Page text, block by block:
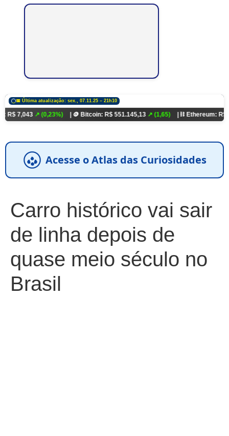
📅 Última atualização: sex., 07.11.25 – 21h10
↗ (0,23%) | 🪙 Bitcoin: R$ 551.145,13↗ (1,65) | ⛓️ Ethereum: R$ 18.321,93
Acesse o Atlas das Curiosidades
Carro histórico vai sair
de linha depois de
quase meio século no
Brasil